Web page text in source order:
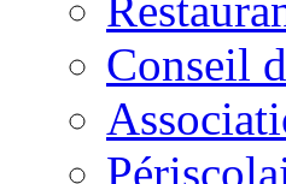
Conseil